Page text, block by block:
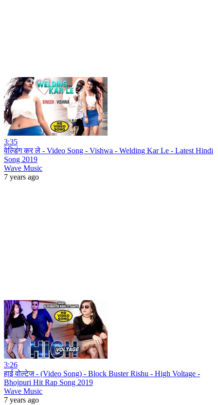
3:35
वेल्डिंग कर ले - Video Song - Vishwa - Welding Kar Le - Latest Hindi
Song 2019
Wave Music
7 years ago
3:26
हाई वोल्टेज - (Video Song) - Block Buster Rishu - High Voltage -
Bhojpuri Hit Rap Song 2019
Wave Music
7 years ago